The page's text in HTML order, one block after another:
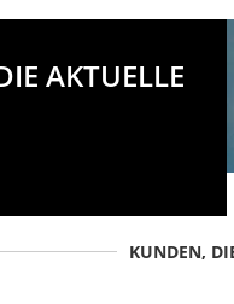
AKTUELLE
KUNDEN,